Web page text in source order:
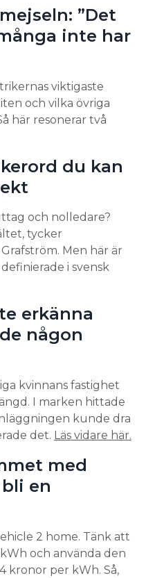
”Det
inte har
viktigaste
och vilka övriga
här resonerar två
du kan
och nolledare?
tycker
Men här är
i svensk
erkänna
någon
kvinnans fastighet
I marken hittade
kunde dra
det. Läs vidare här.
med
en
2 home. Tänk att
och använda den
kronor per kWh. Så,